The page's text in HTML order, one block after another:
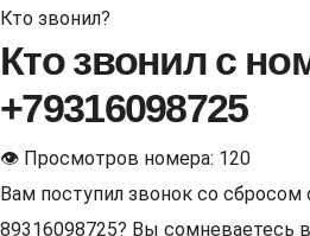
Кто звонил?
Кто звонил с
+79316098725
👁 Просмотров номера: 120
Вам поступил звонок со сбросом
89316098725? Вы сомневаетесь